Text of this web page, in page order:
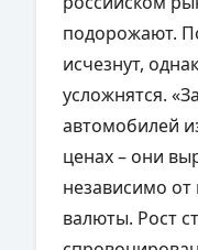
подорожают.
исчезнут,
усложнятся.
автомобилей
ценах – они
независимо
валюты. Рост